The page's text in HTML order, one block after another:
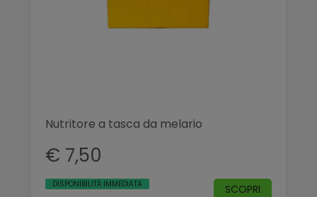
Nutritore a tasca da melario
€ 7,50
DISPONIBILITÀ IMMEDIATA SCOPRI